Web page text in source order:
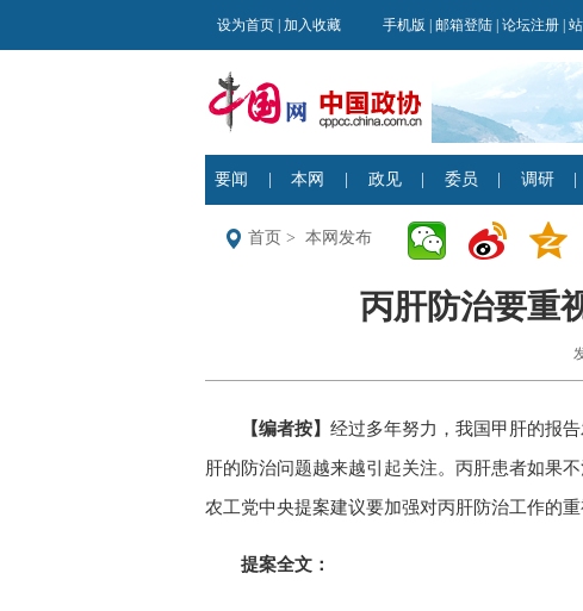
首页 > 本网发布
丙肝防治要重
【编者按】 经过多年努力，我国甲肝的报
肝的防治问题越来越引起关注。丙肝患者如果
农工党中央提案建议要加强对丙肝防治工作的
提案全文：